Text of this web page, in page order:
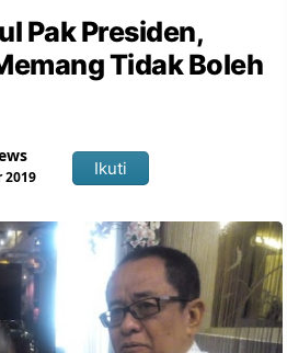
Pak Presiden,
Tidak Boleh
2019 Ikuti